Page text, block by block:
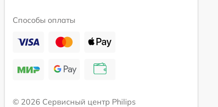
Способы оплаты
© 2026 Сервисный центр Philips